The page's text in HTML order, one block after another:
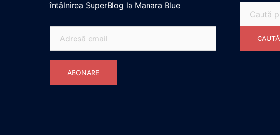
întâlnirea SuperBlog la Manara Blue
ABONARE
după:
CAUTĂ